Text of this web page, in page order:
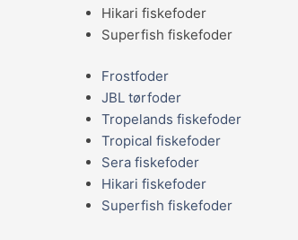
Hikari fiskefoder
Superfish fiskefoder
Frostfoder
JBL tørfoder
Tropelands fiskefoder
Tropical fiskefoder
Sera fiskefoder
Hikari fiskefoder
Superfish fiskefoder